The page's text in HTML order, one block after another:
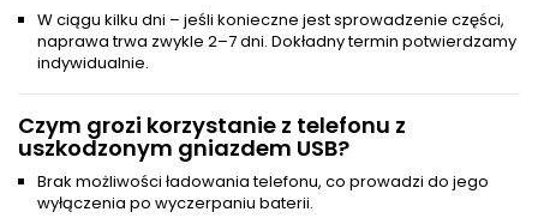
W ciągu kilku dni – jeśli konieczne jest sprowadzenie części,
naprawa trwa zwykle 2–7 dni. Dokładny termin potwierdzamy
indywidualnie.
Czym grozi korzystanie z telefonu z
uszkodzonym gniazdem USB?
Brak możliwości ładowania telefonu, co prowadzi do jego
wyłączenia po wyczerpaniu baterii.